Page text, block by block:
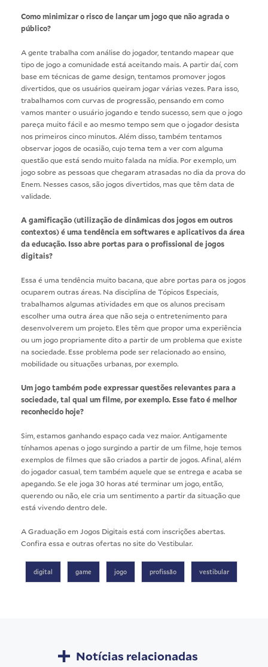
Como minimizar o risco de lançar um jogo que não agrada o
público?
A gente trabalha com análise do jogador, tentando mapear que
tipo de jogo a comunidade está aceitando mais. A partir daí, com
base em técnicas de game design, tentamos promover jogos
divertidos, que os usuários queiram jogar várias vezes. Para isso,
trabalhamos com curvas de progressão, pensando em como
vamos manter o usuário jogando e tendo sucesso, sem que o jogo
pareça muito fácil e ao mesmo tempo sem que o jogador desista
nos primeiros cinco minutos. Além disso, também tentamos
observar jogos de ocasião, cujo tema tem a ver com alguma
questão que está sendo muito falada na mídia. Por exemplo, um
jogo sobre as pessoas que chegaram atrasadas no dia da prova do
Enem. Nesses casos, são jogos divertidos, mas que têm data de
validade.
A gamificação (utilização de dinâmicas dos jogos em outros
contextos) é uma tendência em softwares e aplicativos da área
da educação. Isso abre portas para o profissional de jogos
digitais?
Essa é uma tendência muito bacana, que abre portas para os jogos
ocuparem outras áreas. Na disciplina de Tópicos Especiais,
trabalhamos algumas atividades em que os alunos precisam
escolher uma outra área que não seja o entretenimento para
desenvolverem um projeto. Eles têm que propor uma experiência
ou um jogo propriamente dito a partir de um problema que existe
na sociedade. Esse problema pode ser relacionado ao ensino,
mobilidade ou situações urbanas, por exemplo.
Um jogo também pode expressar questões relevantes para a
sociedade, tal qual um filme, por exemplo. Esse fato é melhor
reconhecido hoje?
Sim, estamos ganhando espaço cada vez maior. Antigamente
tínhamos apenas o jogo surgindo a partir de um filme, hoje temos
exemplos de filmes que são criados a partir de jogos. Afinal, além
do jogador casual, tem também aquele que se entrega e acaba se
apegando. Se ele joga 30 horas até terminar um jogo, então,
querendo ou não, ele cria um sentimento a partir da situação que
está vivendo dentro dele.
A Graduação em Jogos Digitais está com inscrições abertas.
Confira essa e outras ofertas nosite do Vestibular.
digital game jogo profissão vestibular
Notícias relacionadas